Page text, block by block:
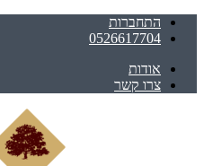
התחברות
0526617704
אודות
צרו קשר